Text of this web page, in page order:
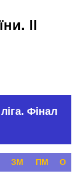
ІІ
Фінал
ЗМ ПМ
О